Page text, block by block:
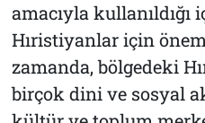
amacıyla kullanıldığı
Hıristiyanlar için
zamanda, bölgedeki
birçok dini ve sosyal